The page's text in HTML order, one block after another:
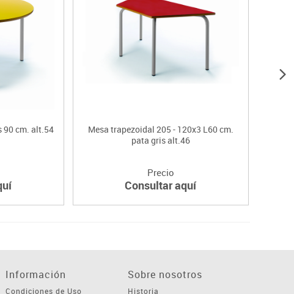
90 cm. alt.54
Mesa trapezoidal 205 - 120x3 L60 cm.
pata gris alt.46
Precio
Consultar aquí
Información
Condiciones de Uso
Sobre nosotros
Historia